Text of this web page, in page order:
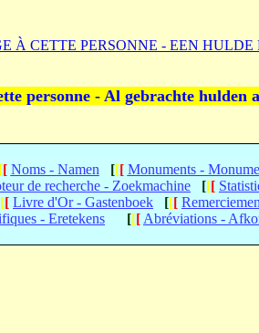
À CETTE PERSONNE - EEN
personne - Al gebrachte hulden
[ Noms - Namen [[[ Monuments -
de recherche - Zoekmachine [[[
[[ Livre d'Or - Gastenboek [[[
- Eretekens [[[ Abréviations -